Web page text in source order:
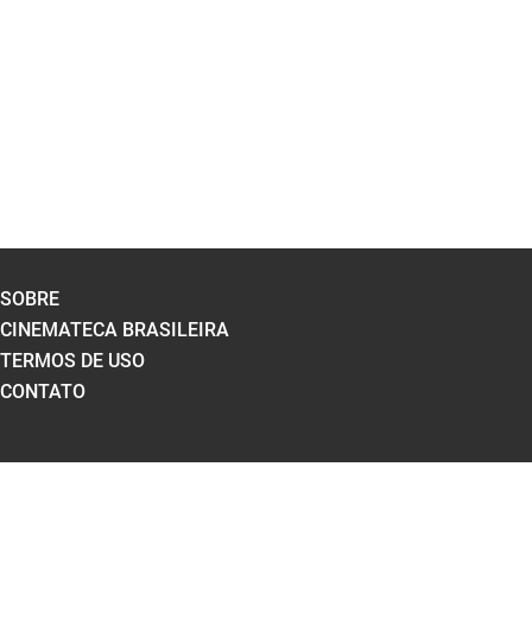
SOBRE
CINEMATECA BRASILEIRA
TERMOS DE USO
CONTATO